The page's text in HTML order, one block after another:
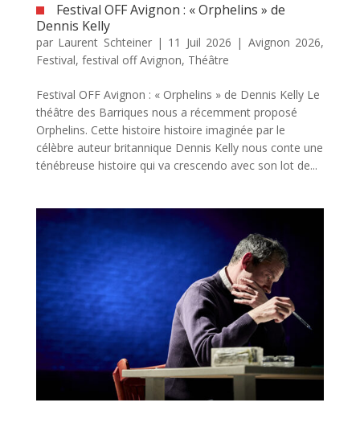
Festival OFF Avignon : « Orphelins » de
Dennis Kelly
par Laurent Schteiner| 11 Juil 2026 | Avignon 2026,
Festival, festival off Avignon, Théâtre
Festival OFF Avignon : « Orphelins » de Dennis Kelly Le
théâtre des Barriques nous a récemment proposé
Orphelins. Cette histoire histoire imaginée par le
célèbre auteur britannique Dennis Kelly nous conte une
ténébreuse histoire qui va crescendo avec son lot de...